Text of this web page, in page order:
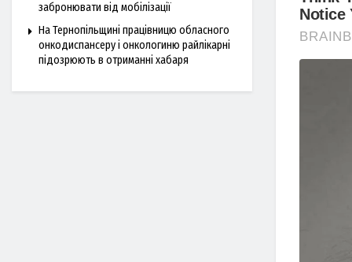
забронювати від мобілізації
На Тернопільщині працівницю обласного
онкодиспансеру і онкологиню райлікарні
підозрюють в отриманні хабаря